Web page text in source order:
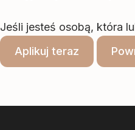
Jeśli jesteś osobą, która
Aplikuj teraz